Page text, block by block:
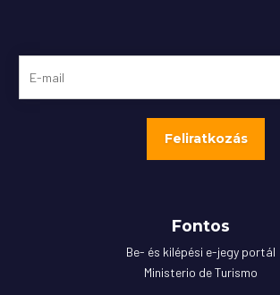
Fontos
Be- és kilépési e-jegy portál
Ministerio de Turismo